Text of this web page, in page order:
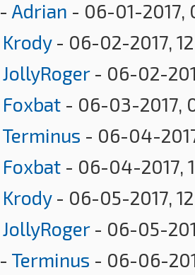
- Adrian - 06-01-2017,
Krody- 06-02-2017,
JollyRoger- 06-02-
Foxbat - 06-03-2017,
Terminus - 06-04-
Foxbat - 06-04-2017,
Krody- 06-05-2017,
JollyRoger- 06-05-
- Terminus - 06-06-